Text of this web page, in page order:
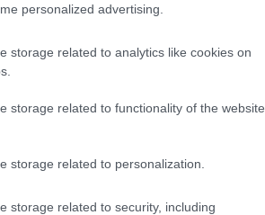
personalized advertising.
storage related to analytics like cookies on
storage related to functionality of the website
storage related to personalization.
storage related to security, including